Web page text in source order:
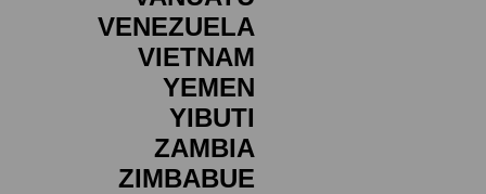
VENEZUELA
VIETNAM
YEMEN
YIBUTI
ZAMBIA
ZIMBABUE